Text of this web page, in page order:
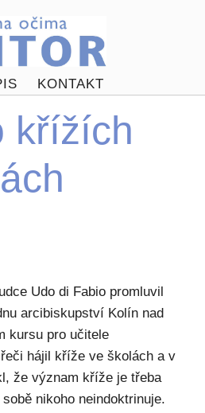
KONTAKT
křížích
Udo di Fabio promluvil
arcibiskupství Kolín nad
kursu pro učitele
hájil kříže ve školách a v
že význam kříže je třeba
nikoho neindoktrinuje.